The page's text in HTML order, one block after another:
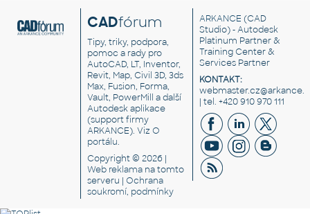
CADfórum
Tipy, triky, podpora,
pomoc a rady pro
AutoCAD, LT, Inventor,
Revit, Map, Civil 3D, 3ds
Max, Fusion, Forma,
Vault, PowerMill a další
Autodesk aplikace
(support firmy
ARKANCE). VizO
portálu.
Copyright © 2026 |
Web reklama na tomto
serveru |Ochrana
soukromí, podmínky
ARKANCE (CAD
Studio) - Autodesk
Platinum Partner &
Training Center &
Services Partner
KONTAKT:
| tel. +420 910 970 111